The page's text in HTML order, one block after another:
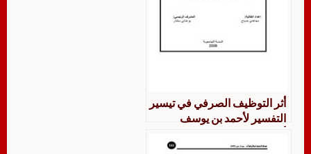
أثر التوظيف الصرفي في تيسير
التفسير لأحمد بن يوسف
الدرسات الصرفية في التراث